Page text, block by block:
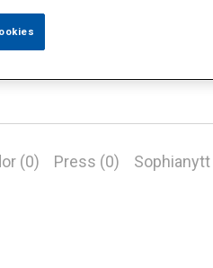
(0) Press (0) Sophianytt